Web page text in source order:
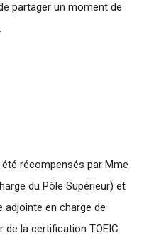
partager un moment de
récompensés par Mme
du Pôle Supérieur) et
adjointe en charge de
de la certification TOEIC